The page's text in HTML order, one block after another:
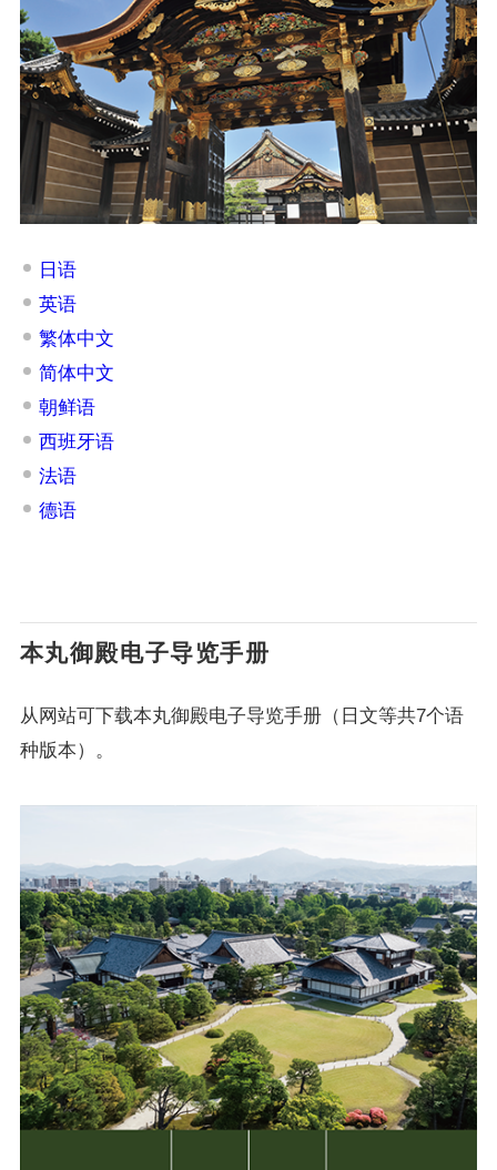
日语
英语
繁体中文
简体中文
朝鲜语
西班牙语
法语
德语
本丸御殿电子导览手册
从网站可下载本丸御殿电子导览手册（日文等共7个语
种版本）。